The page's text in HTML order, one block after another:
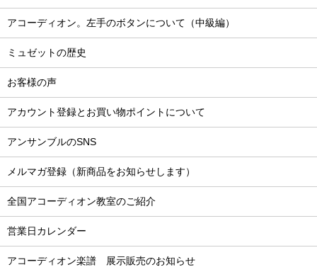
アコーディオン。左手のボタンについて（中級編）
ミュゼットの歴史
お客様の声
アカウント登録とお買い物ポイントについて
アンサンブルのSNS
メルマガ登録（新商品をお知らせします）
全国アコーディオン教室のご紹介
営業日カレンダー
アコーディオン楽譜 展示販売のお知らせ